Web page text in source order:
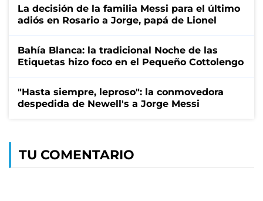
La decisión de la familia Messi para el último
adiós en Rosario a Jorge, papá de Lionel
Bahía Blanca: la tradicional Noche de las
Etiquetas hizo foco en el Pequeño Cottolengo
"Hasta siempre, leproso": la conmovedora
despedida de Newell's a Jorge Messi
TU COMENTARIO